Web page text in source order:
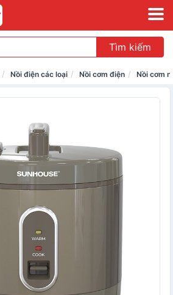
Tìm kiếm
Nồi điện các loại Nồi cơm điện Nồi cơm